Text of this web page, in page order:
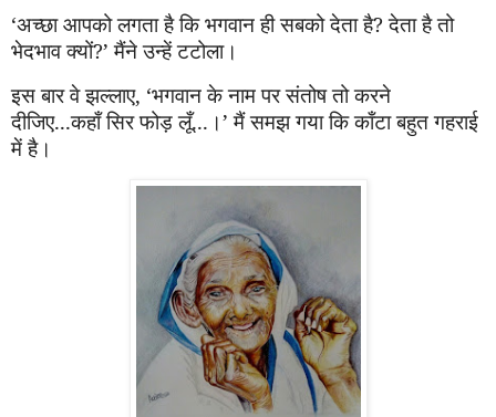
‘अच्छा आपको लगता है कि भगवान ही सबको देता है?देता है तो
भेदभाव क्यों?’मैंने उन्हेंटटोला।
इस बार वे झल्लाए, ‘भगवान के नाम पर संतोष तो करने
दीजिए...कहाँ सिर फोड़ लूँ...।’ मैं समझ गया किकाँटा बहुत गहराई
में है।